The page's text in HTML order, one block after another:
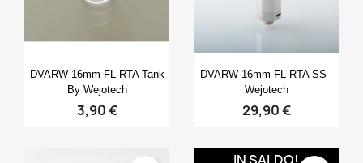
 Anteprima
DVARW 16mm FL RTA Tank
By Wejotech
3,90 €
 Anteprima
DVARW 16mm FL RTA SS -
Wejotech
29,90 €